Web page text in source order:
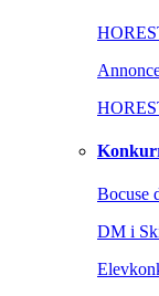
Bocuse
DM i